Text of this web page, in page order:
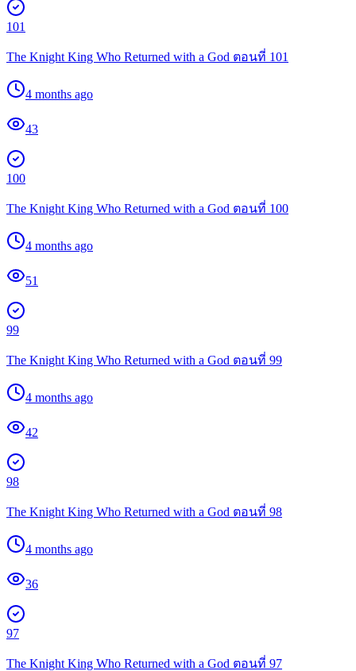
101
The Knight King Who Returned with a God ตอนที่ 101
4 months ago
43
100
The Knight King Who Returned with a God ตอนที่ 100
4 months ago
51
99
The Knight King Who Returned with a God ตอนที่ 99
4 months ago
42
98
The Knight King Who Returned with a God ตอนที่ 98
4 months ago
36
97
The Knight King Who Returned with a God ตอนที่ 97